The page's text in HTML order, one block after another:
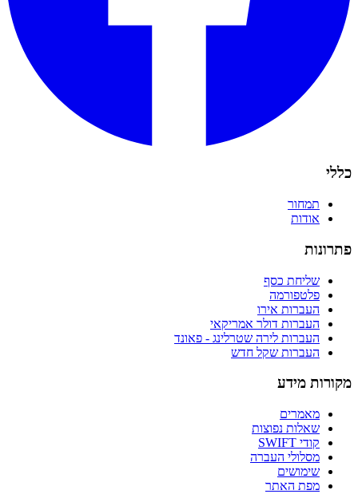
כללי
תמחור
אודות
פתרונות
שליחת כסף
פלטפורמה
העברות אירו
העברות דולר אמריקאי
העברות לירה שטרלינג - פאונד
העברות שקל חדש
מקורות מידע
מאמרים
שאלות נפוצות
קודי SWIFT
מסלולי העברה
שימושים
מפת האתר